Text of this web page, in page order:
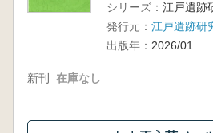
シリーズ： 江戸遺跡
発行元： 江戸遺跡研
出版年： 2026/01
新刊 在庫なし